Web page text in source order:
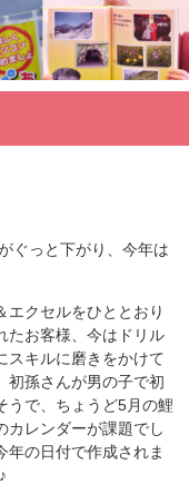
ぐっと下がり、今年は
エクセルをひととおり
たお客様、今はドリル
スキルに磨きをかけて
初孫さんが男の子で初
うで、ちょうど5月の鯉
カレンダーが課題でし
年の日付で作成されま